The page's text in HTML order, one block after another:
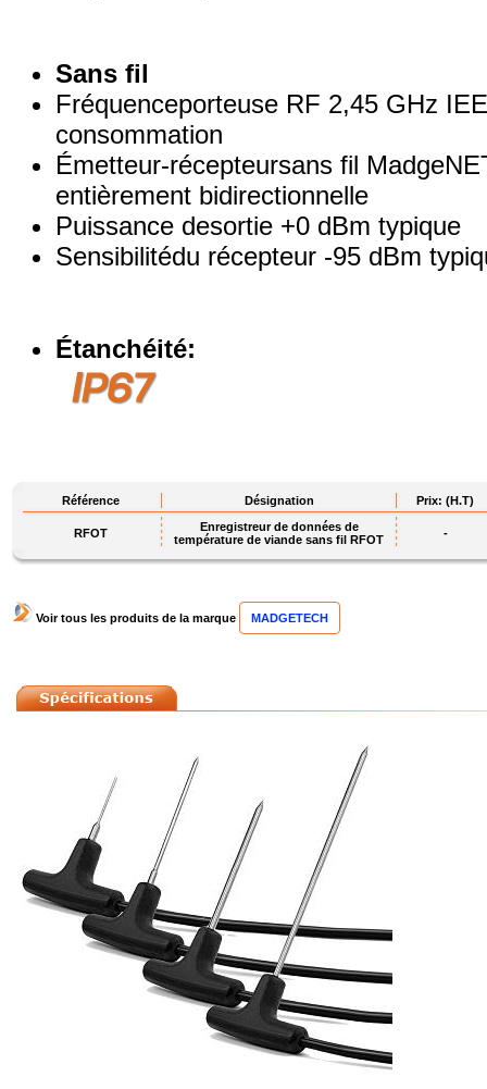
Sans fil
Fréquenceporteuse RF 2,45 GHz
consommation
Émetteur-récepteursans fil
entièrement bidirectionnelle
Puissance desortie +0 dBm typique
Sensibilitédu récepteur -95 dBm
Étanchéité:
Référence Désignation Prix: (H.T)
RFOT
Enregistreur de données de
température de viande sans fil RFOT
-
Voir tous les produits de la marque MADGETECH